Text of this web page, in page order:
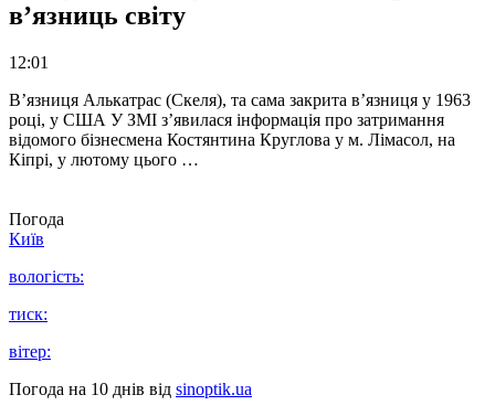
в’язниць світу
12:01
В’язниця Алькатрас (Скеля), та сама закрита в’язниця у 1963
році, у США У ЗМІ з’явилася інформація про затримання
відомого бізнесмена Костянтина Круглова у м. Лімасол, на
Кіпрі, у лютому цього …
Погода
Київ
вологість:
тиск:
вітер:
Погода на 10 днів від sinoptik.ua